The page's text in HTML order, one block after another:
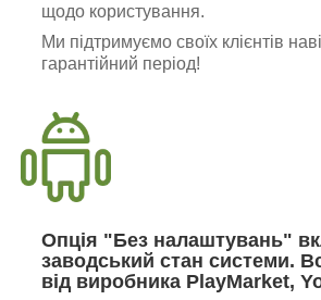
щодо користування.
Ми підтримуємо своїх клієнтів
гарантійний період!
Опція "Без налаштувань"
заводський стан системи.
від виробника PlayMarket,